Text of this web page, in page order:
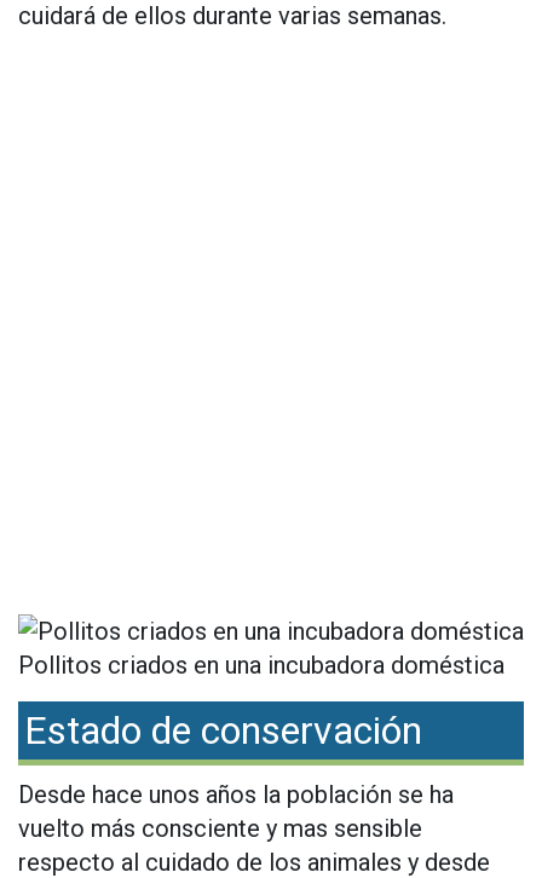
cuidará de ellos durante varias semanas.
Pollitos criados en una incubadora doméstica
Estado de conservación
Desde hace unos años la población se ha
vuelto más consciente y mas sensible
respecto al cuidado de los animales y desde